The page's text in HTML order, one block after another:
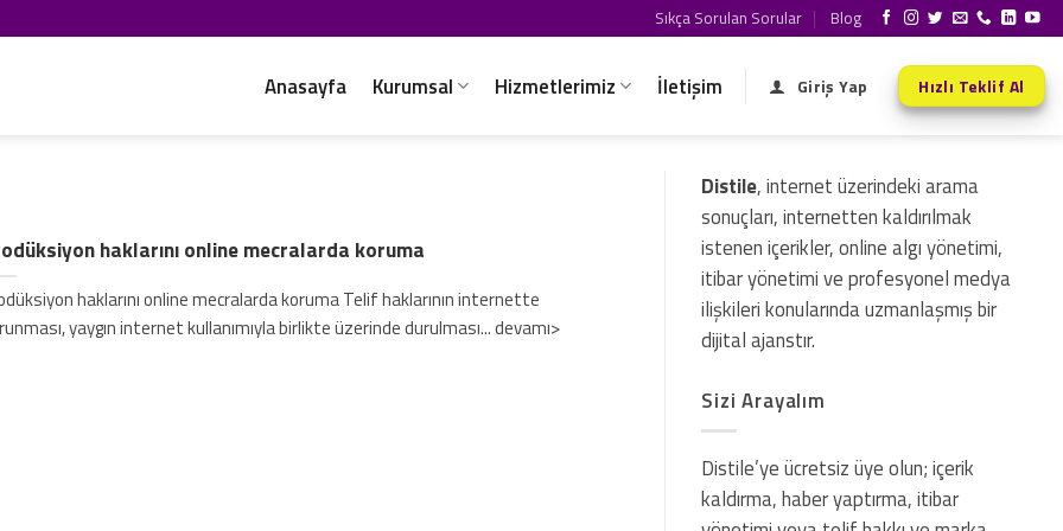
Sıkça Sorulan Sorular Blog
Anasayfa Kurumsal Hizmetlerimiz İletişim Giriş Yap Hızlı Teklif Al
haklarını online mecralarda koruma
haklarını online mecralarda koruma Telif haklarının internette
yaygın internet kullanımıyla birlikte üzerinde durulması... devamı>
Distile, internet üzerindeki arama
sonuçları, internetten kaldırılmak
istenen içerikler, online algı yönetimi,
itibar yönetimi ve profesyonel medya
ilişkileri konularında uzmanlaşmış bir
dijital ajanstır.
Sizi Arayalım
Distile’ye ücretsiz üye olun; içerik
kaldırma, haber yaptırma, itibar